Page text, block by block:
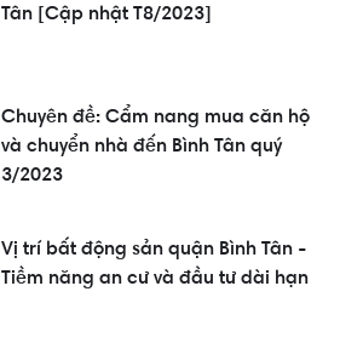
Tân [Cập nhật T8/2023]
Chuyên đề: Cẩm nang mua căn hộ
và chuyển nhà đến Bình Tân quý
3/2023
Vị trí bất động sản quận Bình Tân -
Tiềm năng an cư và đầu tư dài hạn